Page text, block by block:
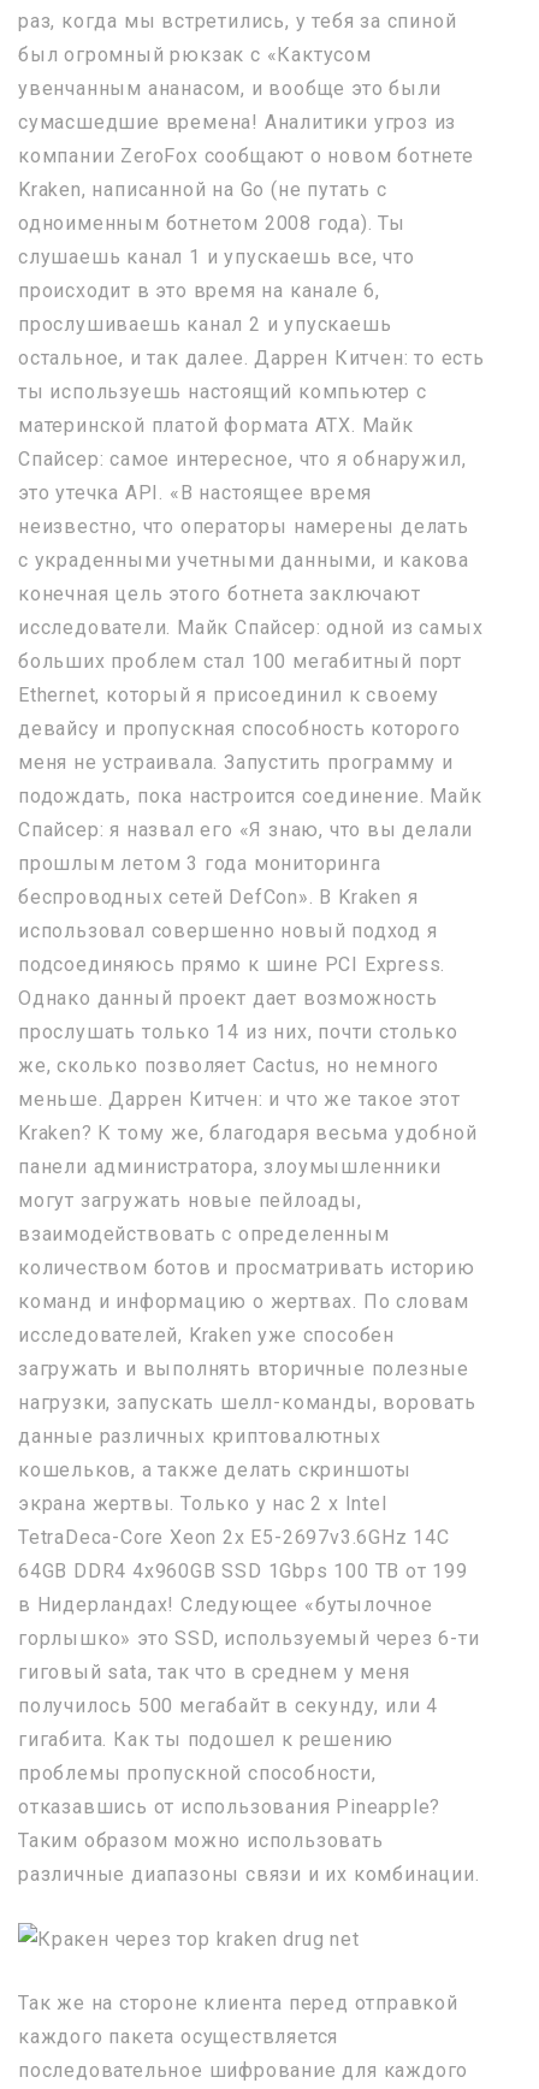
раз, когда мы встретились, у тебя за спиной
был огромный рюкзак с «Кактусом
увенчанным ананасом, и вообще это были
сумасшедшие времена! Аналитики угроз из
компании ZeroFox сообщают о новом ботнете
Kraken, написанной на Go (не путать с
одноименным ботнетом 2008 года). Ты
слушаешь канал 1 и упускаешь все, что
происходит в это время на канале 6,
прослушиваешь канал 2 и упускаешь
остальное, и так далее. Даррен Китчен: то есть
ты используешь настоящий компьютер с
материнской платой формата ATX. Майк
Спайсер: самое интересное, что я обнаружил,
это утечка API. «В настоящее время
неизвестно, что операторы намерены делать
с украденными учетными данными, и какова
конечная цель этого ботнета заключают
исследователи. Майк Спайсер: одной из самых
больших проблем стал 100 мегабитный порт
Ethernet, который я присоединил к своему
девайсу и пропускная способность которого
меня не устраивала. Запустить программу и
подождать, пока настроится соединение. Майк
Спайсер: я назвал его «Я знаю, что вы делали
прошлым летом 3 года мониторинга
беспроводных сетей DefCon». В Kraken я
использовал совершенно новый подход я
подсоединяюсь прямо к шине PCI Express.
Однако данный проект дает возможность
прослушать только 14 из них, почти столько
же, сколько позволяет Cactus, но немного
меньше. Даррен Китчен: и что же такое этот
Kraken? К тому же, благодаря весьма удобной
панели администратора, злоумышленники
могут загружать новые пейлоады,
взаимодействовать с определенным
количеством ботов и просматривать историю
команд и информацию о жертвах. По словам
исследователей, Kraken уже способен
загружать и выполнять вторичные полезные
нагрузки, запускать шелл-команды, воровать
данные различных криптовалютных
кошельков, а также делать скриншоты
экрана жертвы. Только у нас 2 х Intel
TetraDeca-Core Xeon 2x E5-2697v3.6GHz 14C
64GB DDR4 4x960GB SSD 1Gbps 100 ТВ от 199
в Нидерландах! Следующее «бутылочное
горлышко» это SSD, используемый через 6-ти
гиговый sata, так что в среднем у меня
получилось 500 мегабайт в секунду, или 4
гигабита. Как ты подошел к решению
проблемы пропускной способности,
отказавшись от использования Pineapple?
Таким образом можно использовать
различные диапазоны связи и их комбинации.
Так же на стороне клиента перед отправкой
каждого пакета осуществляется
последовательное шифрование для каждого